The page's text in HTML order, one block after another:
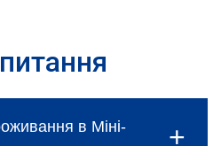
в Міні-